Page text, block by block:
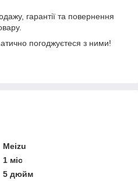
гарантії та повернення
погоджуєтеся з ними!
Meizu
1 міс
5 дюйм